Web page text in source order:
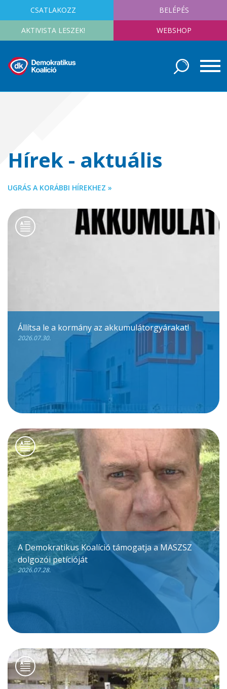
CSATLAKOZZ BELÉPÉS
AKTIVISTA LESZEK! WEBSHOP
Hírek - aktuális
UGRÁS A KORÁBBI HÍREKHEZ »
Állítsa le a kormány az akkumulátorgyárakat!
2026.07.30.
A Demokratikus Koalíció támogatja a MASZSZ
dolgozói petícióját
2026.07.28.